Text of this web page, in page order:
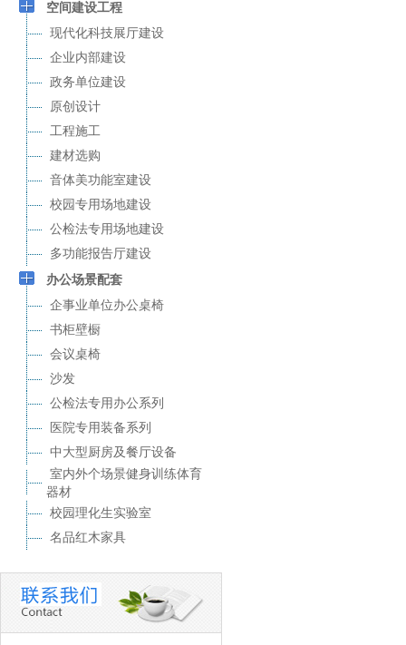
空间建设工程
现代化科技展厅建设
企业内部建设
政务单位建设
原创设计
工程施工
建材选购
音体美功能室建设
校园专用场地建设
公检法专用场地建设
多功能报告厅建设
办公场景配套
企事业单位办公桌椅
书柜壁橱
会议桌椅
沙发
公检法专用办公系列
医院专用装备系列
中大型厨房及餐厅设备
室内外个场景健身训练体育
器材
校园理化生实验室
名品红木家具